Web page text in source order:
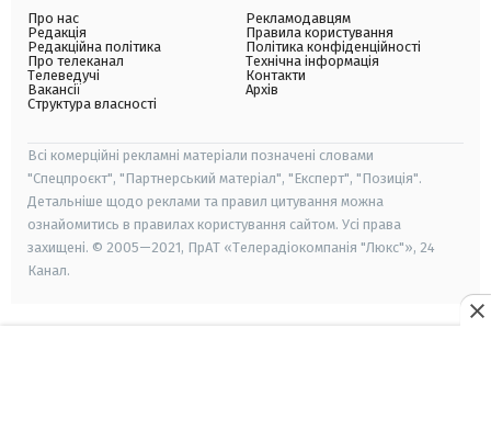
Про нас
Редакція
Редакційна політика
Про телеканал
Телеведучі
Вакансії
Структура власності
Рекламодавцям
Правила користування
Політика конфіденційності
Технічна інформація
Контакти
Архів
Всі комерційні рекламні матеріали позначені словами
"Спецпроєкт", "Партнерський матеріал", "Експерт", "Позиція".
Детальніше щодо реклами та правил цитування можна
ознайомитись в правилах користування сайтом. Усі права
захищені. © 2005—2021, ПрАТ «Телерадіокомпанія "Люкс"», 24
Канал.